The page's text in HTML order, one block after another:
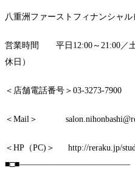
八重洲ファーストフィナンシャ
営業時間 平日12:00～21:00／
休日）
＜店舗電話番号＞03-3273-7900
＜Mail＞
＜HP（PC)＞ http://reraku.jp/
■□■―――――――――――――